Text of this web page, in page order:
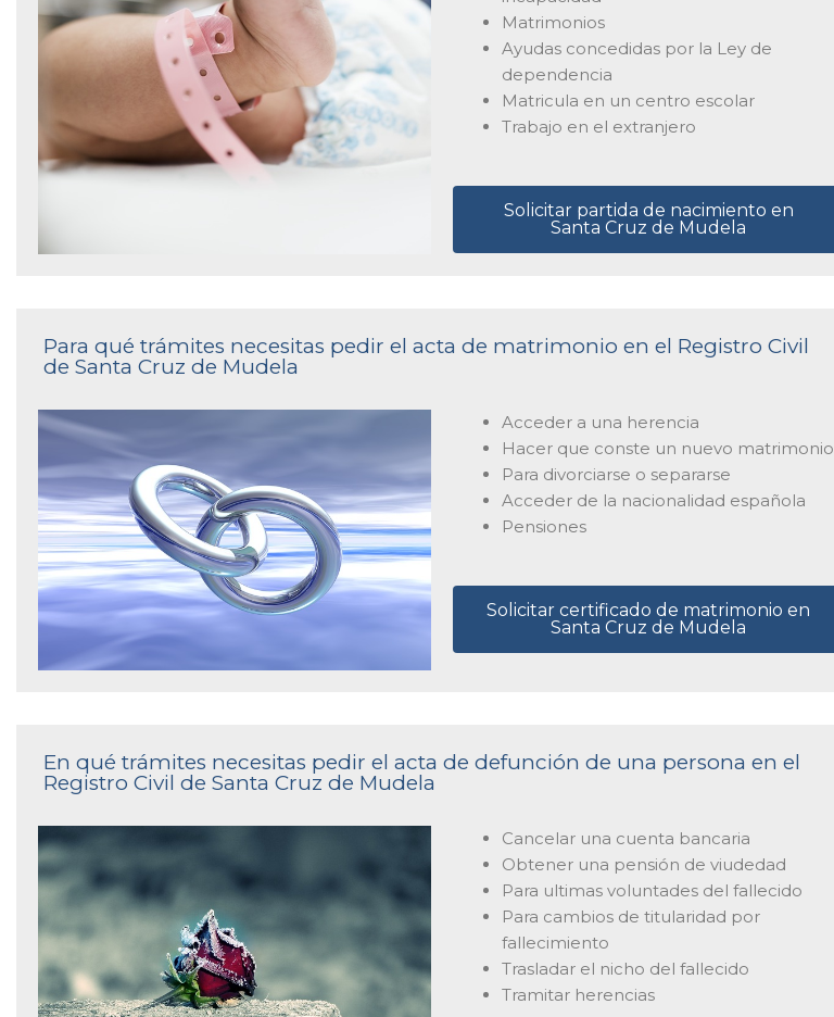
Matrimonios
Ayudas concedidas por la Ley de
dependencia
Matricula en un centro escolar
Trabajo en el extranjero
Solicitar partida de nacimiento en
Santa Cruz de Mudela
Para qué trámites necesitas pedir el acta de matrimonio en el Registro Civil
de Santa Cruz de Mudela
Acceder a una herencia
Hacer que conste un nuevo matrimonio
Para divorciarse o separarse
Acceder de la nacionalidad española
Pensiones
Solicitar certificado de matrimonio en
Santa Cruz de Mudela
En qué trámites necesitas pedir el acta de defunción de una persona en el
Registro Civil de Santa Cruz de Mudela
Cancelar una cuenta bancaria
Obtener una pensión de viudedad
Para ultimas voluntades del fallecido
Para cambios de titularidad por
fallecimiento
Trasladar el nicho del fallecido
Tramitar herencias